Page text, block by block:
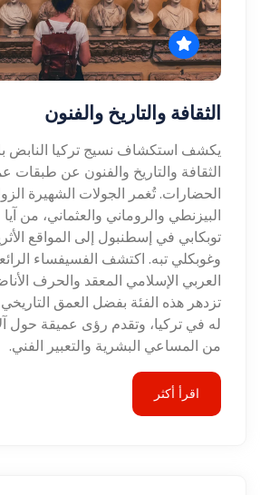
الثقافة والتاريخ والفنون
يكشف استكشاف نسيج تركيا النابض
الثقافة والتاريخ والفنون عن طبقات
الحضارات. تُغمر الجولات الشهيرة
البيزنطي والروماني والعثماني، من
توبكابي في إسطنبول إلى المواقع
وغوبكلي تبه. اكتشف الفسيفساء
العربي الإسلامي المعقد والحرف
تزدهر هذه الفئة بفضل العمق
له في تركيا، وتقدم رؤى عميقة حول
من المساعي البشرية والتعبير الفني.
اقرأ أكثر